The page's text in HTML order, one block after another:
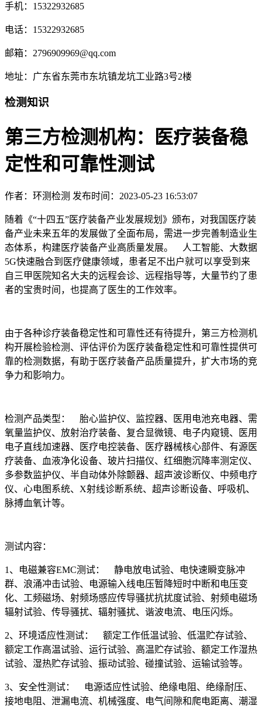
手机：15322932685
电话：15322932685
邮箱：2796909969@qq.com
地址：广东省东莞市东坑镇龙坑工业路3号2楼
检测知识
第三方检测机构：医疗装备稳
定性和可靠性测试
作者：环测检测 发布时间：2023-05-23 16:53:07
随着《“十四五”医疗装备产业发展规划》颁布，对我国医疗装
备产业未来五年的发展做了全面布局，需进一步完善制造业生
态体系，构建医疗装备产业高质量发展。 人工智能、大数据
5G快速融合到医疗健康领域，患者足不出户就可以享受到来
自三甲医院知名大夫的远程会诊、远程指导等，大量节约了患
者的宝贵时间，也提高了医生的工作效率。
由于各种诊疗装备稳定性和可靠性还有待提升，第三方检测机
构开展检验检测、评估评价为医疗装备稳定性和可靠性提供可
靠的检测数据，有助于医疗装备产品质量提升，扩大市场的竞
争力和影响力。
检测产品类型： 胎心监护仪、监控器、医用电池充电器、需
氧量监护仪、放射治疗装备、复合显微镜、电子内窥镜、医用
电子直线加速器、医疗电控装备、医疗器械核心部件、有源医
疗装备、血液净化设备、玻片扫描仪、红细胞沉降率测定仪、
多参数监护仪、半自动体外除颤器、超声波诊断仪、中频电疗
仪、心电图系统、X射线诊断系统、超声诊断设备、呼吸机、
脉搏血氧计等。
测试内容：
1、电磁兼容EMC测试： 静电放电试验、电快速瞬变脉冲
群、浪涌冲击试验、电源输入线电压暂降短时中断和电压变
化、工频磁场、射频场感应传导骚扰抗扰度试验、射频电磁场
辐射试验、传导骚扰、辐射骚扰、谐波电流、电压闪烁。
2、环境适应性测试： 额定工作低温试验、低温贮存试验、
额定工作高温试验、运行试验、高温贮存试验、额定工作湿热
试验、湿热贮存试验、振动试验、碰撞试验、运输试验等。
3、安全性测试： 电源适应性试验、绝缘电阻、绝缘耐压、
接地电阻、泄漏电流、机械强度、电气间隙和爬电距离、潮湿